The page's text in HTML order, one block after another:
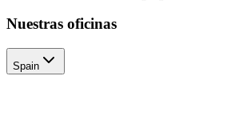
Nuestras oficinas
Spain